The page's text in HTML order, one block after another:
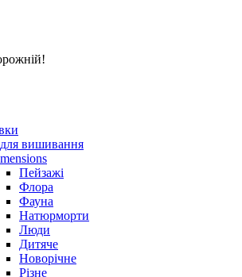
вишивання
Пейзажі
Флора
Фауна
Натюрморти
Люди
Дитяче
Новорічне
Різне